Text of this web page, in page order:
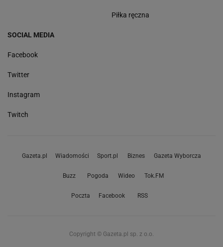
Piłka ręczna
SOCIAL MEDIA
Facebook
Twitter
Instagram
Twitch
Gazeta.pl Wiadomości Sport.pl Biznes Gazeta Wyborcza
Buzz Pogoda Wideo Tok.FM
Poczta Facebook RSS
Copyright © Gazeta.pl sp. z o.o.